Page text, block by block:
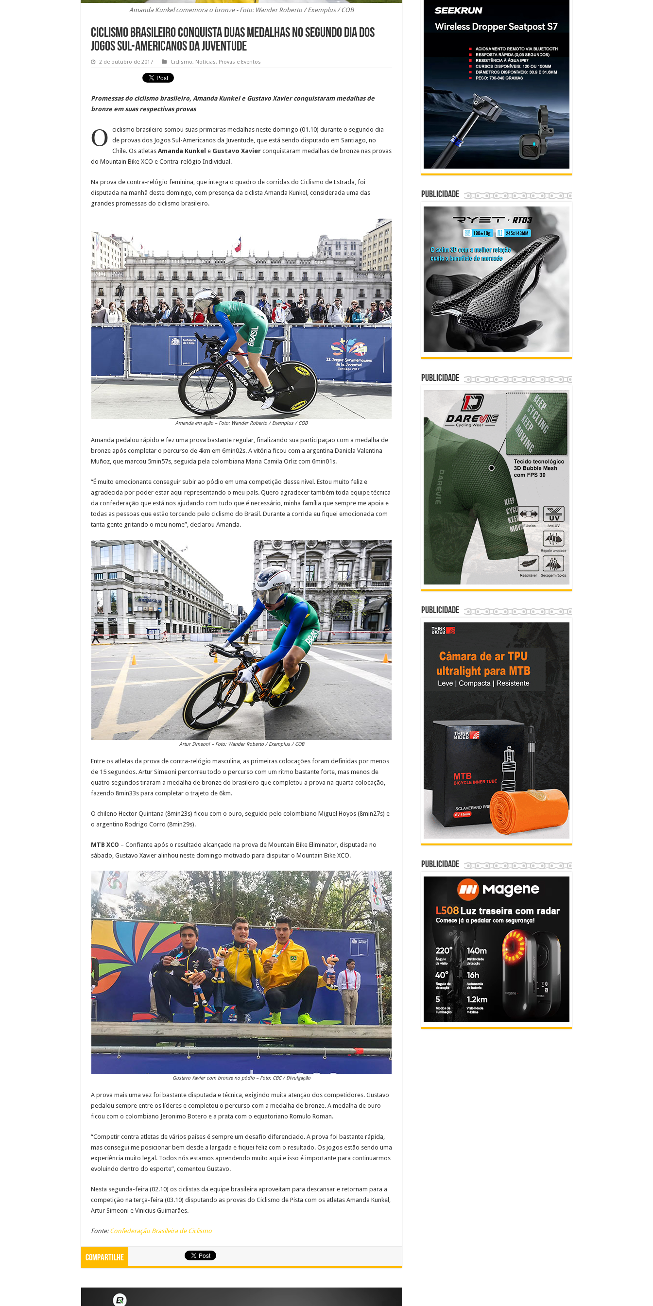
Amanda Kunkel comemora o bronze - Foto: Wander Roberto / Exemplus / COB
Ciclismo brasileiro conquista duas medalhas no segundo dia dos
Jogos Sul-Americanos da Juventude
2 de outubro de 2017 Ciclismo, Notícias, Provas e Eventos
Promessas do ciclismo brasileiro, Amanda Kunkel e Gustavo Xavier conquistaram medalhas de
bronze em suas respectivas provas
O ciclismo brasileiro somou suas primeiras medalhas neste domingo (01.10) durante o segundo dia
de provas dos Jogos Sul-Americanos da Juventude, que está sendo disputado em Santiago, no
Chile. Os atletas Amanda Kunkel e Gustavo Xavier conquistaram medalhas de bronze nas provas
do Mountain Bike XCO e Contra-relógio Individual.
Na prova de contra-relógio feminina, que integra o quadro de corridas do Ciclismo de Estrada, foi
disputada na manhã deste domingo, com presença da ciclista Amanda Kunkel, considerada uma das
grandes promessas do ciclismo brasileiro.
Amanda em ação – Foto: Wander Roberto / Exemplus / COB
Amanda pedalou rápido e fez uma prova bastante regular, finalizando sua participação com a medalha de
bronze após completar o percurso de 4km em 6min02s. A vitória ficou com a argentina Daniela Valentina
Muñoz, que marcou 5min57s, seguida pela colombiana Maria Camila Orliz com 6min01s.
“É muito emocionante conseguir subir ao pódio em uma competição desse nível. Estou muito feliz e
agradecida por poder estar aqui representando o meu país. Quero agradecer também toda equipe técnica
da confederação que está nos ajudando com tudo que é necessário, minha família que sempre me apoia e
todas as pessoas que estão torcendo pelo ciclismo do Brasil. Durante a corrida eu fiquei emocionada com
tanta gente gritando o meu nome”, declarou Amanda.
Artur Simeoni – Foto: Wander Roberto / Exemplus / COB
Entre os atletas da prova de contra-relógio masculina, as primeiras colocações foram definidas por menos
de 15 segundos. Artur Simeoni percorreu todo o percurso com um ritmo bastante forte, mas menos de
quatro segundos tiraram a medalha de bronze do brasileiro que completou a prova na quarta colocação,
fazendo 8min33s para completar o trajeto de 6km.
O chileno Hector Quintana (8min23s) ficou com o ouro, seguido pelo colombiano Miguel Hoyos (8min27s) e
o argentino Rodrigo Corro (8min29s).
MTB XCO – Confiante após o resultado alcançado na prova de Mountain Bike Eliminator, disputada no
sábado, Gustavo Xavier alinhou neste domingo motivado para disputar o Mountain Bike XCO.
Gustavo Xavier com bronze no pódio – Foto: CBC / Divulgação
A prova mais uma vez foi bastante disputada e técnica, exigindo muita atenção dos competidores. Gustavo
pedalou sempre entre os líderes e completou o percurso com a medalha de bronze. A medalha de ouro
ficou com o colombiano Jeronimo Botero e a prata com o equatoriano Romulo Roman.
“Competir contra atletas de vários países é sempre um desafio diferenciado. A prova foi bastante rápida,
mas consegui me posicionar bem desde a largada e fiquei feliz com o resultado. Os jogos estão sendo uma
experiência muito legal. Todos nós estamos aprendendo muito aqui e isso é importante para continuarmos
evoluindo dentro do esporte”, comentou Gustavo.
Nesta segunda-feira (02.10) os ciclistas da equipe brasileira aproveitam para descansar e retornam para a
competição na terça-feira (03.10) disputando as provas do Ciclismo de Pista com os atletas Amanda Kunkel,
Artur Simeoni e Vinicius Guimarães.
Fonte: Confederação Brasileira de Ciclismo
Compartilhe
Publicidade
Publicidade
Publicidade
Publicidade